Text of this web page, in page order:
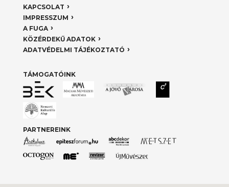
KAPCSOLAT
IMPRESSZUM
A FUGA
KÖZÉRDEKŰ ADATOK
ADATVÉDELMI TÁJÉKOZTATÓ
TÁMOGATÓINK
PARTNEREINK